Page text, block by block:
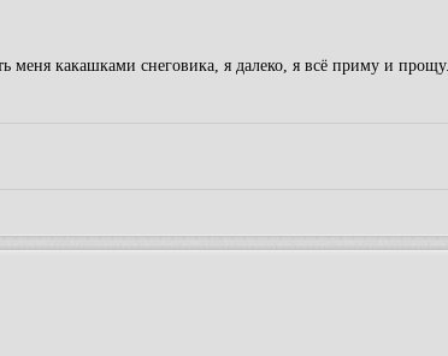
меня какашками снеговика, я далеко, я всё приму и прощу.